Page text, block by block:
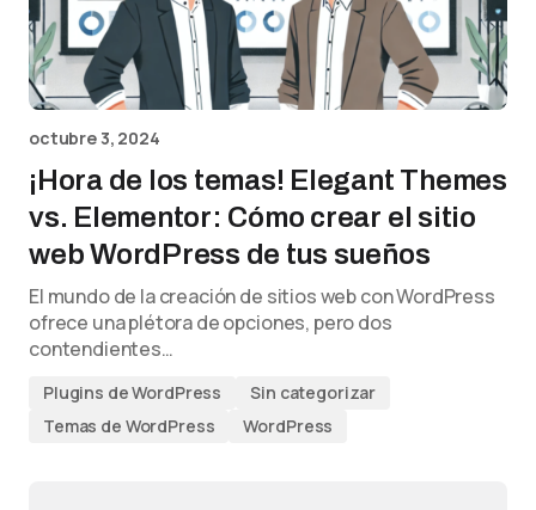
octubre 3, 2024
¡Hora de los temas! Elegant Themes
vs. Elementor: Cómo crear el sitio
web WordPress de tus sueños
El mundo de la creación de sitios web con WordPress
ofrece una plétora de opciones, pero dos
contendientes…
Plugins de WordPress
Sin categorizar
Temas de WordPress
WordPress